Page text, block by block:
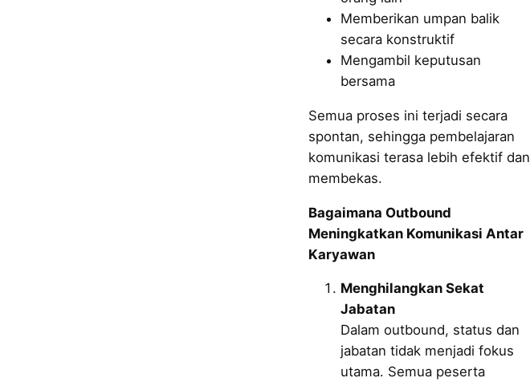
Memberikan umpan balik
secara konstruktif
Mengambil keputusan
bersama
Semua proses ini terjadi secara
spontan, sehingga pembelajaran
komunikasi terasa lebih efektif dan
membekas.
Bagaimana Outbound
Meningkatkan Komunikasi Antar
Karyawan
Menghilangkan Sekat
Jabatan
Dalam outbound, status dan
jabatan tidak menjadi fokus
utama. Semua peserta